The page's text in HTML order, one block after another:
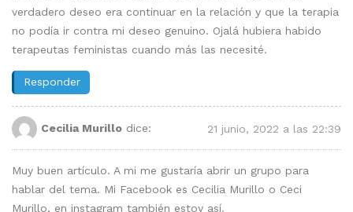
verdadero deseo era continuar en la relación y que la terapia
no podía ir contra mi deseo genuino. Ojalá hubiera habido
terapeutas feministas cuando más las necesité.
Responder
Cecilia Murillo dice: 21 junio, 2022 a las 22:39
Muy buen artículo. A mi me gustaría abrir un grupo para
hablar del tema. Mi Facebook es Cecilia Murillo o Ceci
Murillo, en instagram también estoy así.